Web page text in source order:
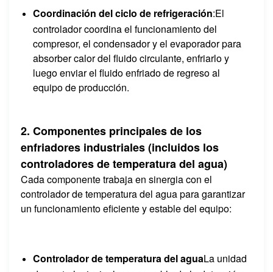
Coordinación del ciclo de refrigeración:El
controlador coordina el funcionamiento del
compresor, el condensador y el evaporador para
absorber calor del fluido circulante, enfriarlo y
luego enviar el fluido enfriado de regreso al
equipo de producción.
2. Componentes principales de los
enfriadores industriales (incluidos los
controladores de temperatura del agua)
Cada componente trabaja en sinergia con el
controlador de temperatura del agua para garantizar
un funcionamiento eficiente y estable del equipo:
Controlador de temperatura del aguaLa unidad